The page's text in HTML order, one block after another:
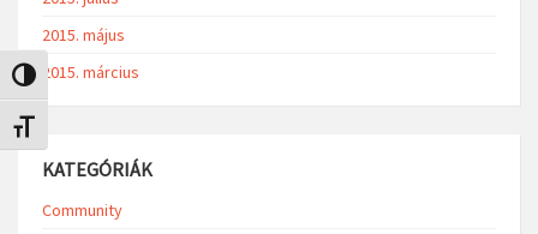
Nagy kontraszt váltása
Betűméret váltása
2015. május
2015. március
KATEGÓRIÁK
Community